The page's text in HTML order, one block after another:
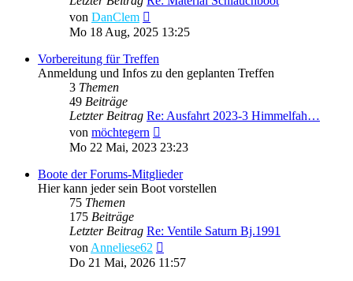
von DanClem
Beitrag
Mo 18 Aug, 2025 13:25
Vorbereitung für Treffen
Anmeldung und Infos zu den geplanten Treffen
3 Themen
49 Beiträge
Letzter Beitrag Re: Ausfahrt 2023-3 Himmelfah…
von möchtegern
Beitrag
Mo 22 Mai, 2023 23:23
Boote der Forums-Mitglieder
Hier kann jeder sein Boot vorstellen
75 Themen
175 Beiträge
Letzter Beitrag Re: Ventile Saturn Bj.1991
von Anneliese62
Beitrag
Do 21 Mai, 2026 11:57